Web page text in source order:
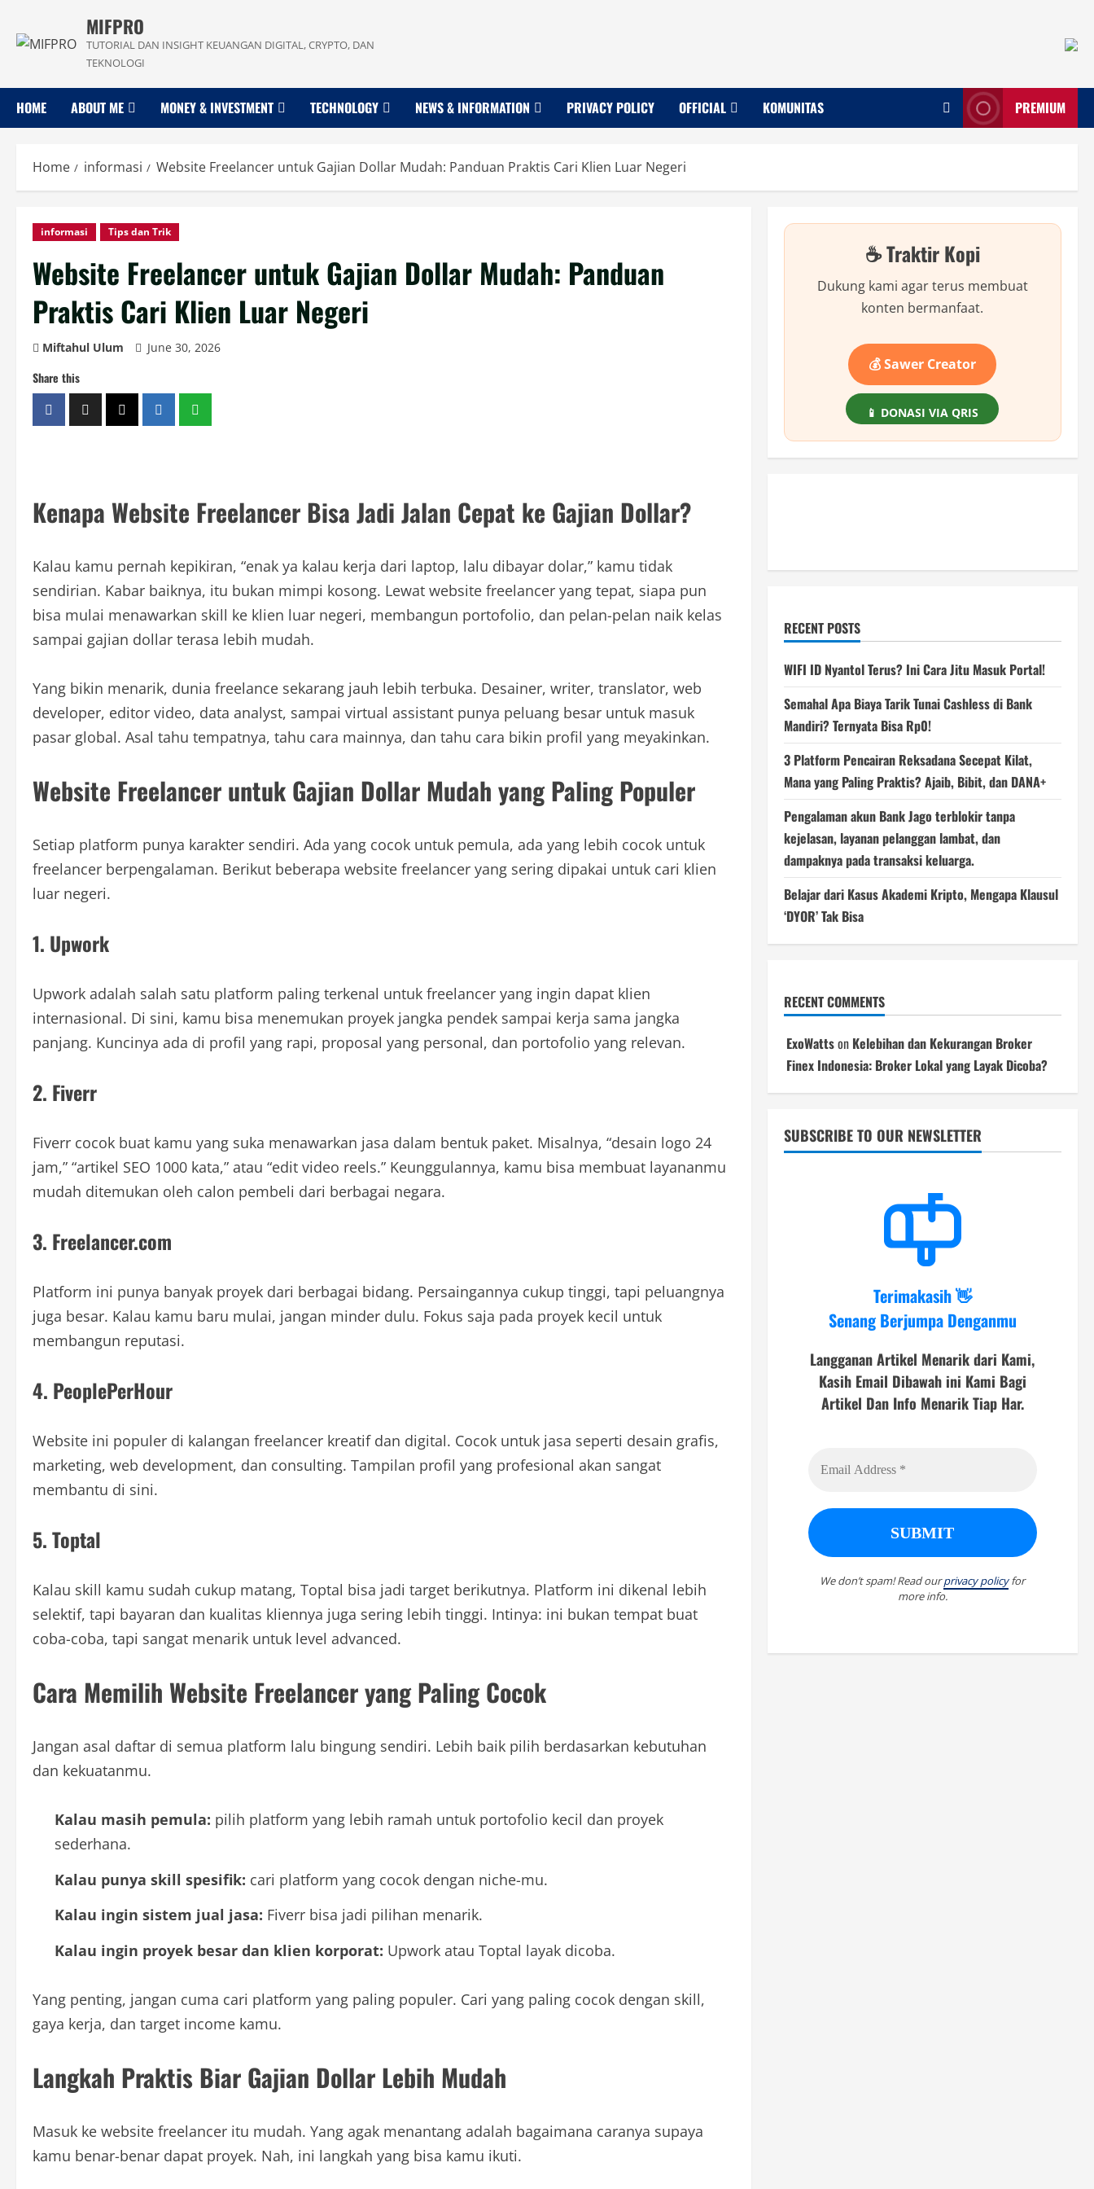
content
MIFPRO
TUTORIAL DAN INSIGHT KEUANGAN DIGITAL, CRYPTO, DAN
TEKNOLOGI
HOME ABOUT ME MONEY & INVESTMENT TECHNOLOGY NEWS & INFORMATION PRIVACY POLICY OFFICIAL KOMUNITAS PREMIUM
Home informasi Website Freelancer untuk Gajian Dollar Mudah: Panduan Praktis Cari Klien Luar Negeri
informasi Tips dan Trik
Website Freelancer untuk Gajian Dollar Mudah: Panduan
Praktis Cari Klien Luar Negeri
Miftahul Ulum June 30, 2026
Share this
Kenapa Website Freelancer Bisa Jadi Jalan Cepat ke Gajian Dollar?
Kalau kamu pernah kepikiran, “enak ya kalau kerja dari laptop, lalu dibayar dolar,” kamu tidak
sendirian. Kabar baiknya, itu bukan mimpi kosong. Lewat website freelancer yang tepat, siapa pun
bisa mulai menawarkan skill ke klien luar negeri, membangun portofolio, dan pelan-pelan naik kelas
sampai gajian dollar terasa lebih mudah.
Yang bikin menarik, dunia freelance sekarang jauh lebih terbuka. Desainer, writer, translator, web
developer, editor video, data analyst, sampai virtual assistant punya peluang besar untuk masuk
pasar global. Asal tahu tempatnya, tahu cara mainnya, dan tahu cara bikin profil yang meyakinkan.
Website Freelancer untuk Gajian Dollar Mudah yang Paling Populer
Setiap platform punya karakter sendiri. Ada yang cocok untuk pemula, ada yang lebih cocok untuk
freelancer berpengalaman. Berikut beberapa website freelancer yang sering dipakai untuk cari klien
luar negeri.
1. Upwork
Upwork adalah salah satu platform paling terkenal untuk freelancer yang ingin dapat klien
internasional. Di sini, kamu bisa menemukan proyek jangka pendek sampai kerja sama jangka
panjang. Kuncinya ada di profil yang rapi, proposal yang personal, dan portofolio yang relevan.
2. Fiverr
Fiverr cocok buat kamu yang suka menawarkan jasa dalam bentuk paket. Misalnya, “desain logo 24
jam,” “artikel SEO 1000 kata,” atau “edit video reels.” Keunggulannya, kamu bisa membuat layananmu
mudah ditemukan oleh calon pembeli dari berbagai negara.
3. Freelancer.com
Platform ini punya banyak proyek dari berbagai bidang. Persaingannya cukup tinggi, tapi peluangnya
juga besar. Kalau kamu baru mulai, jangan minder dulu. Fokus saja pada proyek kecil untuk
membangun reputasi.
4. PeoplePerHour
Website ini populer di kalangan freelancer kreatif dan digital. Cocok untuk jasa seperti desain grafis,
marketing, web development, dan consulting. Tampilan profil yang profesional akan sangat
membantu di sini.
5. Toptal
Kalau skill kamu sudah cukup matang, Toptal bisa jadi target berikutnya. Platform ini dikenal lebih
selektif, tapi bayaran dan kualitas kliennya juga sering lebih tinggi. Intinya: ini bukan tempat buat
coba-coba, tapi sangat menarik untuk level advanced.
Cara Memilih Website Freelancer yang Paling Cocok
Jangan asal daftar di semua platform lalu bingung sendiri. Lebih baik pilih berdasarkan kebutuhan
dan kekuatanmu.
Kalau masih pemula: pilih platform yang lebih ramah untuk portofolio kecil dan proyek
sederhana.
Kalau punya skill spesifik: cari platform yang cocok dengan niche-mu.
Kalau ingin sistem jual jasa: Fiverr bisa jadi pilihan menarik.
Kalau ingin proyek besar dan klien korporat: Upwork atau Toptal layak dicoba.
Yang penting, jangan cuma cari platform yang paling populer. Cari yang paling cocok dengan skill,
gaya kerja, dan target income kamu.
Langkah Praktis Biar Gajian Dollar Lebih Mudah
Masuk ke website freelancer itu mudah. Yang agak menantang adalah bagaimana caranya supaya
kamu benar-benar dapat proyek. Nah, ini langkah yang bisa kamu ikuti.
☕ Traktir Kopi
Dukung kami agar terus membuat
konten bermanfaat.
💰 Sawer Creator
📱 DONASI VIA QRIS
RECENT POSTS
WIFI ID Nyantol Terus? Ini Cara Jitu Masuk Portal!
Semahal Apa Biaya Tarik Tunai Cashless di Bank
Mandiri? Ternyata Bisa Rp0!
3 Platform Pencairan Reksadana Secepat Kilat,
Mana yang Paling Praktis? Ajaib, Bibit, dan DANA+
Pengalaman akun Bank Jago terblokir tanpa
kejelasan, layanan pelanggan lambat, dan
dampaknya pada transaksi keluarga.
Belajar dari Kasus Akademi Kripto, Mengapa Klausul
‘DYOR’ Tak Bisa
RECENT COMMENTS
ExoWattson Kelebihan dan Kekurangan Broker
Finex Indonesia: Broker Lokal yang Layak Dicoba?
SUBSCRIBE TO OUR NEWSLETTER
Terimakasih 👋
Senang Berjumpa Denganmu
Langganan Artikel Menarik dari Kami,
Kasih Email Dibawah ini Kami Bagi
Artikel Dan Info Menarik Tiap Har.
We don’t spam! Read ourprivacy policyfor
more info.